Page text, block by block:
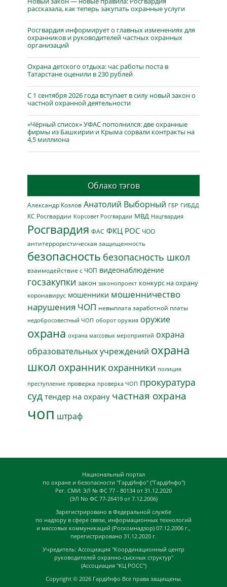
рассказала, как теперь закупать охранные услуги
Росгвардия информирует о главных изменениях для
охранников и руководителей частных охранных
организаций
Охрана детского отдыха: час работы поста в
Татарстане оценили в 230 рублей
С 1 сентября 2026 года вступает в силу новый закон о
частной охранной деятельности
«Чёрный список» УФАС пополнился: две охранные
фирмы из Башкирии и Крыма сорвали контракты на
4,5 миллиона
Облако тэгов
Александр Козлов Анатолий Выборный ГБР ГИБДД
КС Росгвардии Корсовет Росгвардии МВД Нацгвардия
Росгвардия ФАС ФКЦ РОС ЧОО
антитеррористическая защищенность
безопасность безопасность школ
взаимодействие с ЧОП видеонаблюдение
госзакупки закон законопроект конкурс на охрану
коронавирус мошенники мошенничество
нарушения ЧОП невыплата заработной платы
недобросовестный ЧОП оборот оружия оружие
охрана охрана массовых мероприятий охрана
образовательных учреждений охрана
школ охранник охранники полиция
преступление проверка проверка ЧОП прокуратура
суд тендер на охрану частная охрана
чоп штраф
Национальный портал
по охране и безопасности "ГардИнфо" ("ГардИнфо")
Рег. СМИ: ЭЛ № ФС 77 - 80134 от 31.12.2020
(ЭЛ No ФС 77-26419 от 7.12.2006)
Зарегистрировано в Федеральной службе
по надзору в сфере связи, информационных технологий
и массовых коммуникаций (Роскомнадзор) 07.12.2006 г.,
перегистрировано 31.12.2020 г.
Учредитель: Ассоциация "Координационный центр
руководителей охранно-сыскных структур"
(Ассоциация "КЦ РОСС")
Copyright © 2026 ГардИнфо Все права защищены.